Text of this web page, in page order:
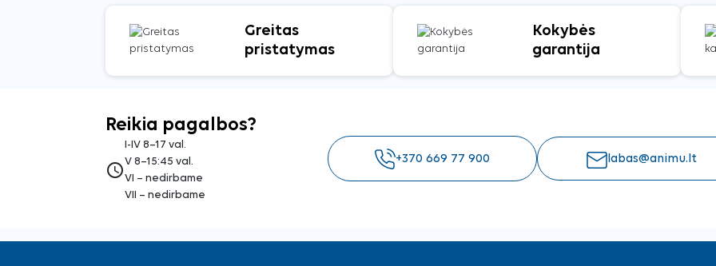
Greitas
pristatymas
Kokybės
garantija
Reikia pagalbos?
access_time
I-IV 8–17 val.
V 8–15:45 val.
VI – nedirbame
VII – nedirbame
+370 669 77 900 labas@animu.lt